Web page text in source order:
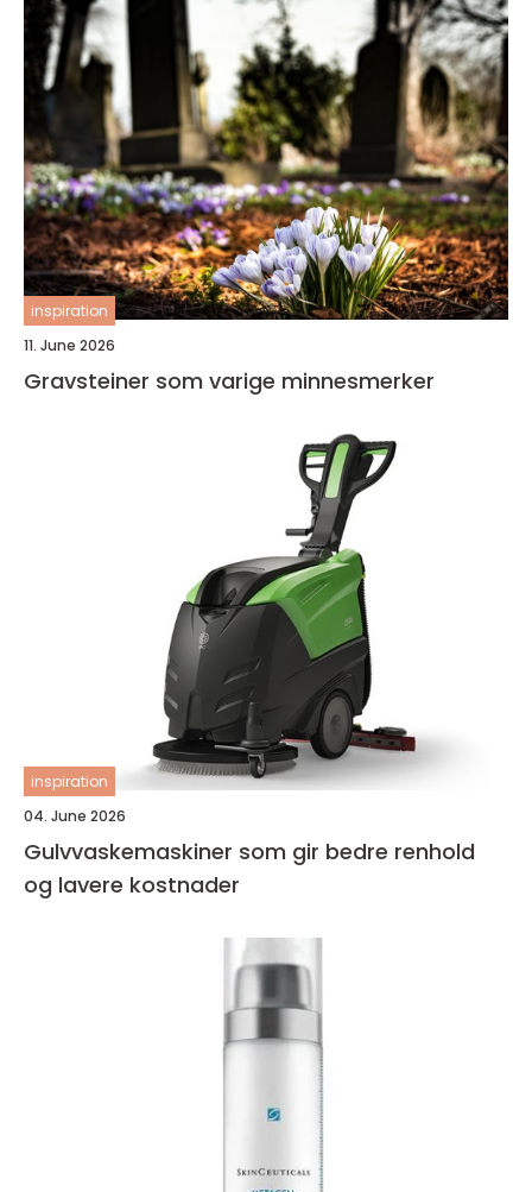
inspiration
11. June 2026
Gravsteiner som varige minnesmerker
inspiration
04. June 2026
Gulvvaskemaskiner som gir bedre renhold
og lavere kostnader